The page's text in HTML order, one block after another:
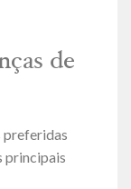
de
preferidas
principais